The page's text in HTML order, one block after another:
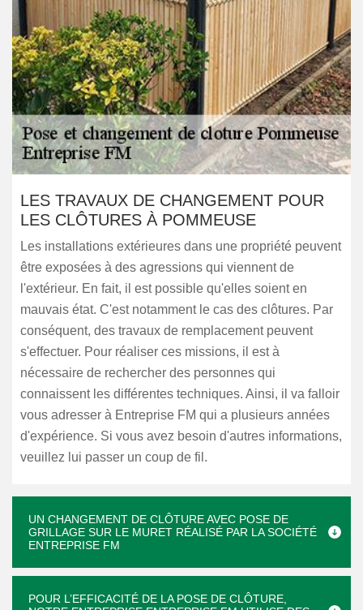
LES TRAVAUX DE CHANGEMENT POUR
LES CLÔTURES À POMMEUSE
Les installations extérieures dans une propriété peuvent
être exposées à des agressions qui viennent de
l'extérieur. En fait, il est possible qu'elles soient en
mauvais état. C'est notamment le cas des clôtures. Par
conséquent, des travaux de remplacement peuvent
s'effectuer. Pour réaliser ces missions, il est à
nécessaire de rechercher des personnes qui
connaissent les différentes techniques. Ainsi, il va falloir
vous adresser à Entreprise FM qui a plusieurs années
d'expérience. Si vous avez besoin d'autres informations,
veuillez lui passer un coup de fil.
UN CHANGEMENT DE CLÔTURE AVEC POSE DE
GRILLAGE SUR LE MURET RÉALISÉ PAR LA SOCIÉTÉ
ENTREPRISE FM
POUR L’EFFICACITÉ DE LA POSE DE CLÔTURE,